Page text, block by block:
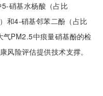
硝基水杨酸（占比
和4-硝基邻苯二酚（占比
PM2.5中痕量硝基酚的检
风险评估提供技术支撑。